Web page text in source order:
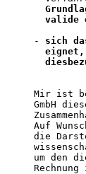
valide
- sich
Mir ist
GmbH
Auf
die
um den